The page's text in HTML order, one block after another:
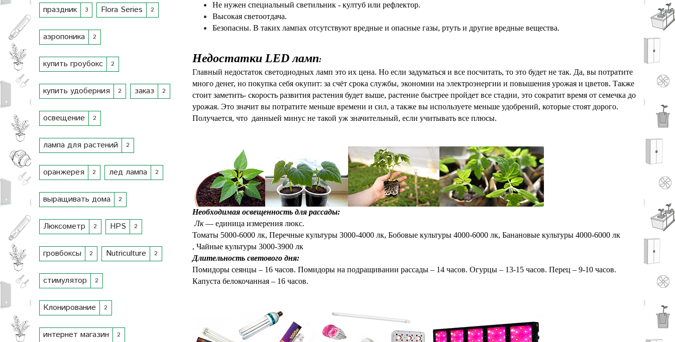
Не нужен специальный светильник - култуб или рефлектор.
Высокая светоотдача.
Безопасны. В таких лампах отсутствуют вредные и опасные газы, ртуть и другие вредные вещества.
Недостатки LED ламп:
Главный недостаток светодиодных ламп это их цена. Но если задуматься и все посчитать, то это будет не так. Да, вы потратите
много денег, но покупка себя окупит: за счёт срока службы, экономии на электроэнергии и повышения урожая и цветов. Также
стоит заметить- скорость развития растения будет выше, растение быстрее пройдет все стадии, это сократит время от семечка до
урожая. Это значит вы потратите меньше времени и сил, а также вы используете меньше удобрений, которые стоят дорого.
Получается, что данныей минус не такой уж значительный, если учитывать все плюсы.
Необходимая освещенность для рассады:
Лк— единица измерения люкс.
Томаты 5000-6000 лк, Перечные культуры 3000-4000 лк, Бобовые культуры 4000-6000 лк, Банановые культуры 4000-6000 лк
, Чайные культуры 3000-3900 лк
Длительность светового дня:
Помидоры сеянцы – 16 часов. Помидоры на подращивании рассады – 14 часов. Огурцы – 13-15 часов. Перец – 9-10 часов.
Капуста белокочанная – 16 часов.
праздник 3 Flora Series 2
аэропоника 2
купить гроубокс 2
купить удоберния 2 заказ 2
освещение 2
лампа для растений 2
оранжерея 2 лед лампа 2
выращивать дома 2
Люксометр 2 HPS 2
гровбоксы 2 Nutriculture 2
стимулятор 2
Клонирование 2
интернет магазин 2